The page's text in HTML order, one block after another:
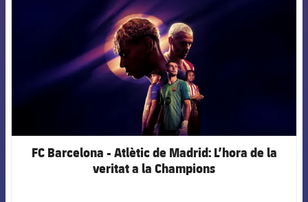
FC Barcelona - Atlètic de Madrid: L’hora de la
veritat a la Champions